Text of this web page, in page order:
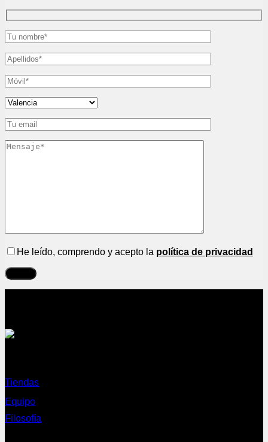
He leído, comprendo y acepto la política de privacidad
Tiendas
Equipo
Filosofía